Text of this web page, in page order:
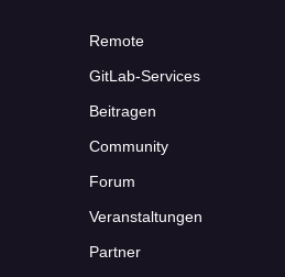
Remote
GitLab-Services
Beitragen
Community
Forum
Veranstaltungen
Partner